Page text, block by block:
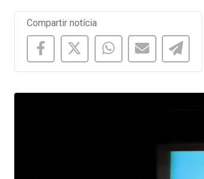
Compartir notícia